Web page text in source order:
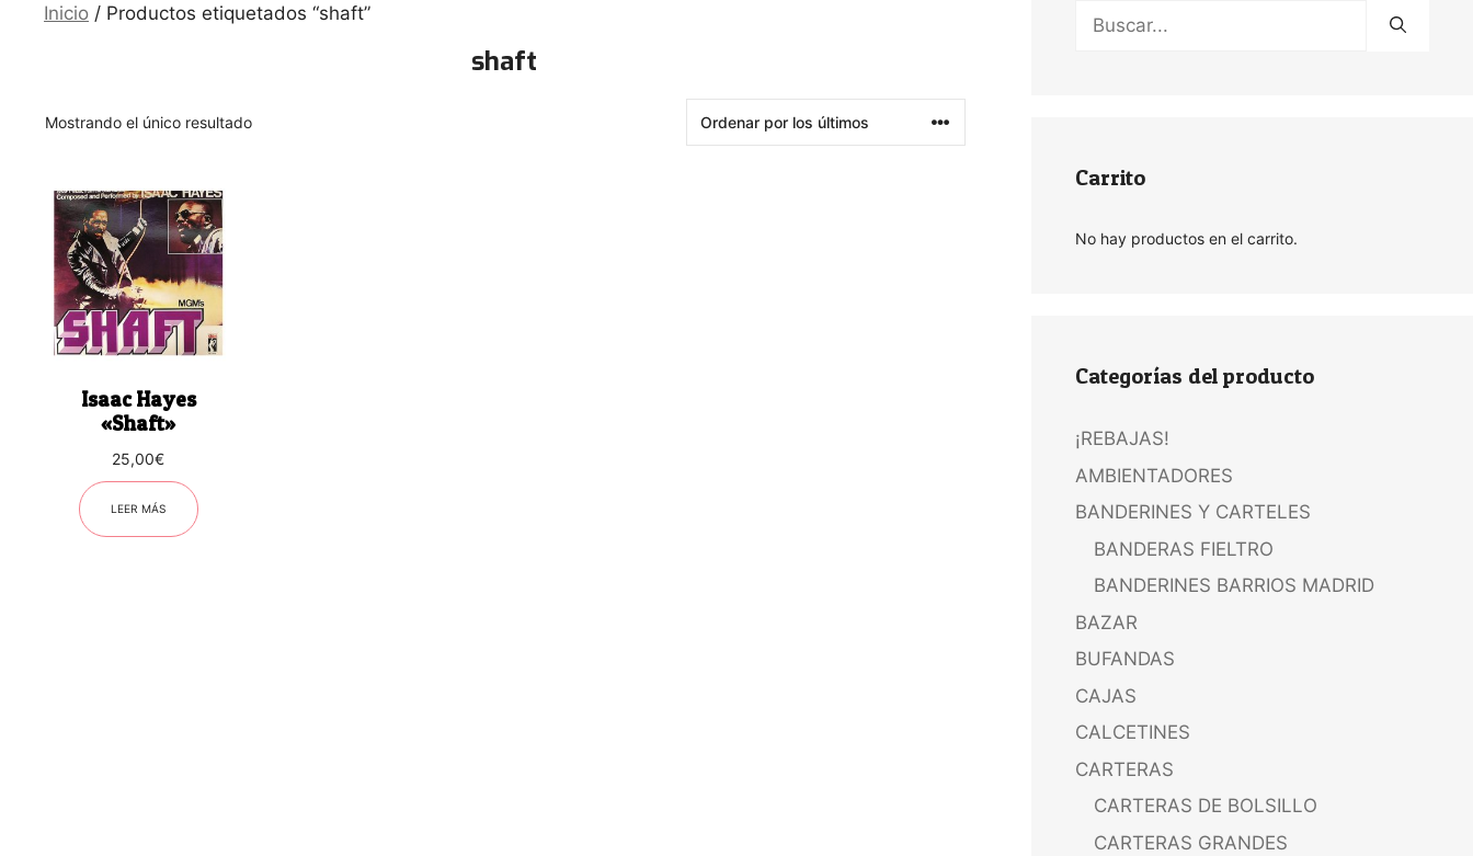
Inicio / Productos etiquetados “shaft”
shaft
Mostrando el único resultado
Isaac Hayes
«Shaft»
25,00€
LEER MÁS
Buscar:
Carrito
No hay productos en el carrito.
Categorías del producto
¡REBAJAS!
AMBIENTADORES
BANDERINES Y CARTELES
BANDERAS FIELTRO
BANDERINES BARRIOS MADRID
BAZAR
BUFANDAS
CAJAS
CALCETINES
CARTERAS
CARTERAS DE BOLSILLO
CARTERAS GRANDES